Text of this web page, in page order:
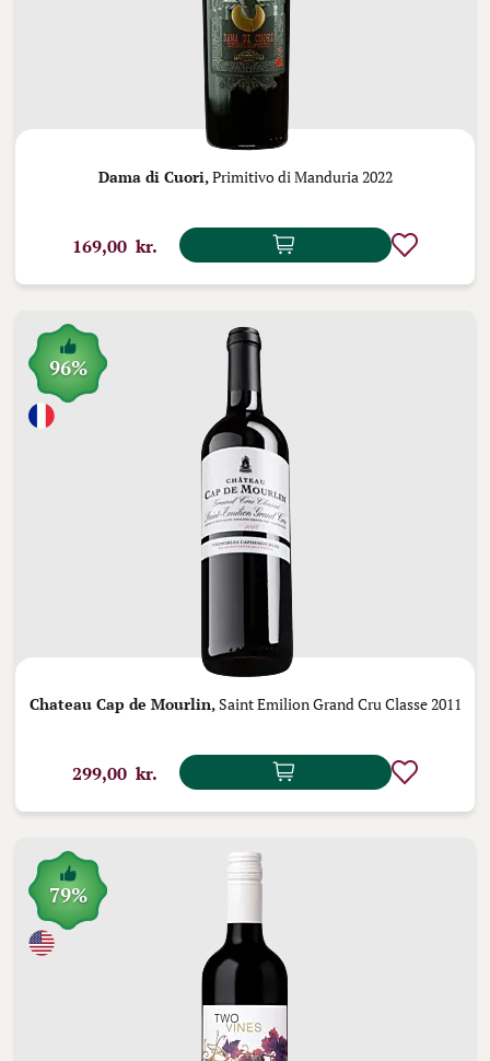
Dama di Cuori, Primitivo di Manduria 2022
169,00 kr.
96%
Chateau Cap de Mourlin,Saint Emilion Grand Cru Classe 2011
299,00 kr.
79%